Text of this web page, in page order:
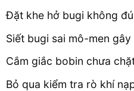
Đặt khe hở bugi không
Siết bugi sai mô-men gây
Cắm giắc bobin chưa
Bỏ qua kiểm tra rò khí